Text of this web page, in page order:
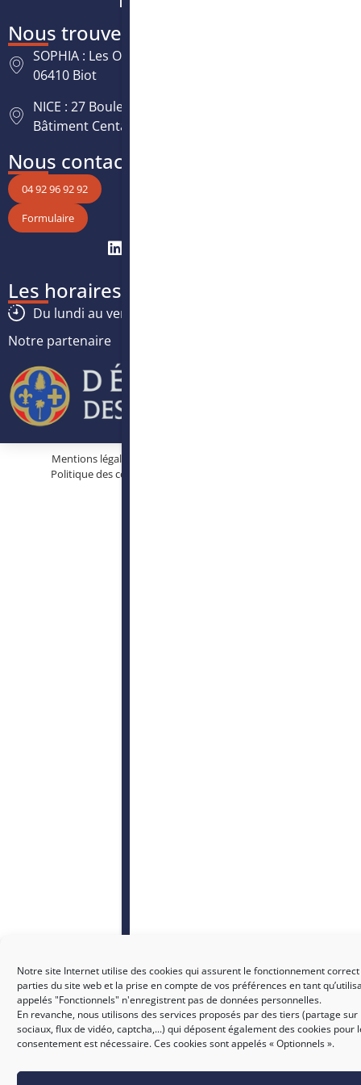
Notre site Internet utilise des cookies qui assurent le fonctionnement
parties du site web et la prise en compte de vos préférences en tant
appelés "Fonctionnels" n'enregistrent pas de données personnelles.
En revanche, nous utilisons des services proposés par des tiers (partage sur
sociaux, flux de vidéo, captcha,...) qui déposent également des cookies pour
consentement est nécessaire. Ces cookies sont appelés « Optionnels ».
Nous trouver
SOPHIA : Les Oréades, 125 rue des Amandiers,
06410 Biot
NICE : 27 Boulevard Paul Montel Nice Leader -
Bâtiment Centaure, 06200 Nice
Nous contacter
04 92 96 92 92
Formulaire
Les horaires
Du lundi au vendredi :
Notre partenaire
Mentions légales
Politique des cookies